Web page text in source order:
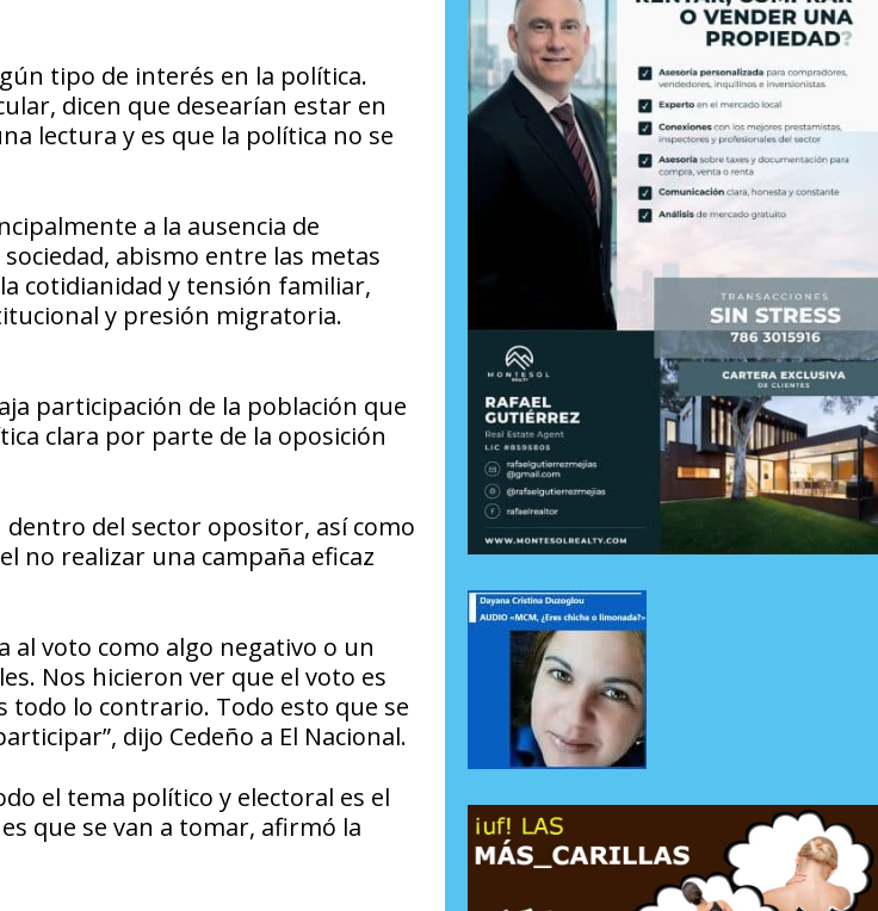
tipo de interés en la política.
dicen que desearían estar en
lectura y es que la política no se
a la ausencia de
abismo entre las metas
cotidianidad y tensión familiar,
y presión migratoria.
participación de la población que
clara por parte de la oposición
del sector opositor, así como
no realizar una campaña eficaz
al voto como algo negativo o un
Nos hicieron ver que el voto es
todo lo contrario. Todo esto que se
dijo Cedeño a El Nacional.
el tema político y electoral es el
que se van a tomar, afirmó la